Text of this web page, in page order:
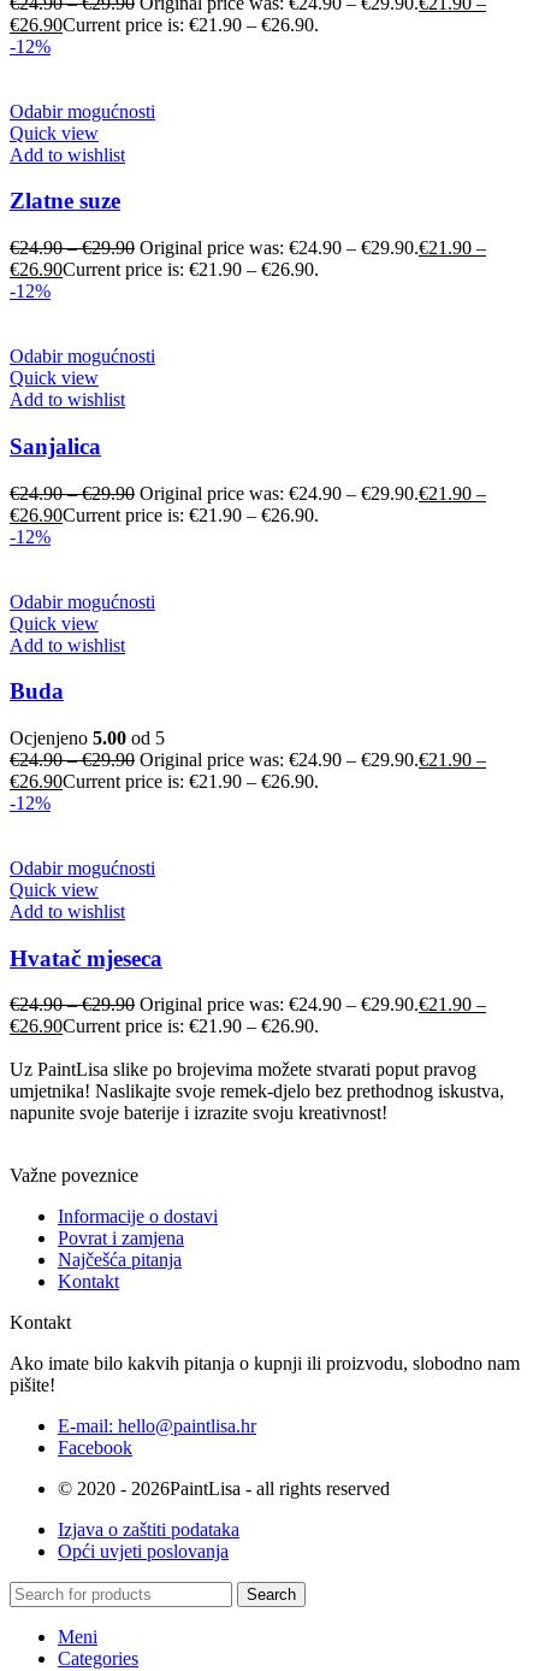
€26.90Current price is: €21.90 – €26.90.
-12%
Odabir mogućnosti
Quick view
Add to wishlist
Zlatne suze
€24.90–€29.90 Original price was: €24.90 – €29.90.€21.90 –
€26.90Current price is: €21.90 – €26.90.
-12%
Odabir mogućnosti
Quick view
Add to wishlist
Sanjalica
€24.90–€29.90 Original price was: €24.90 – €29.90.€21.90 –
€26.90Current price is: €21.90 – €26.90.
-12%
Odabir mogućnosti
Quick view
Add to wishlist
Buda
Ocjenjeno 5.00 od 5
€24.90–€29.90 Original price was: €24.90 – €29.90.€21.90 –
€26.90Current price is: €21.90 – €26.90.
-12%
Odabir mogućnosti
Quick view
Add to wishlist
Hvatač mjeseca
€24.90–€29.90 Original price was: €24.90 – €29.90.€21.90 –
€26.90Current price is: €21.90 – €26.90.
Uz PaintLisa slike po brojevima možete stvarati poput pravog
umjetnika! Naslikajte svoje remek-djelo bez prethodnog iskustva,
napunite svoje baterije i izrazite svoju kreativnost!
Važne poveznice
Informacije o dostavi
Povrat i zamjena
Najčešća pitanja
Kontakt
Kontakt
Ako imate bilo kakvih pitanja o kupnji ili proizvodu, slobodno nam
pišite!
E-mail: hello@paintlisa.hr
Facebook
© 2020 - 2026PaintLisa - all rights reserved
Izjava o zaštiti podataka
Opći uvjeti poslovanja
Search
Meni
Categories